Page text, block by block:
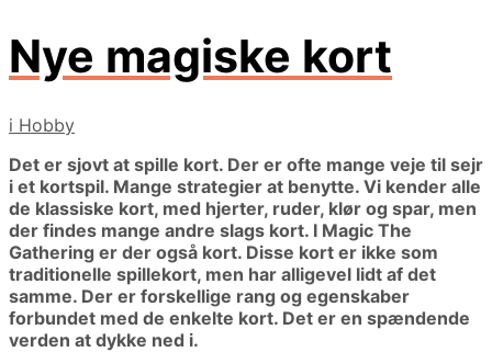
Nye magiske kort
i Hobby
Det er sjovt at spille kort. Der er ofte mange veje til sejr
i et kortspil. Mange strategier at benytte. Vi kender alle
de klassiske kort, med hjerter, ruder, klør og spar, men
der findes mange andre slags kort. I Magic The
Gathering er der også kort. Disse kort er ikke som
traditionelle spillekort, men har alligevel lidt af det
samme. Der er forskellige rang og egenskaber
forbundet med de enkelte kort. Det er en spændende
verden at dykke ned i.